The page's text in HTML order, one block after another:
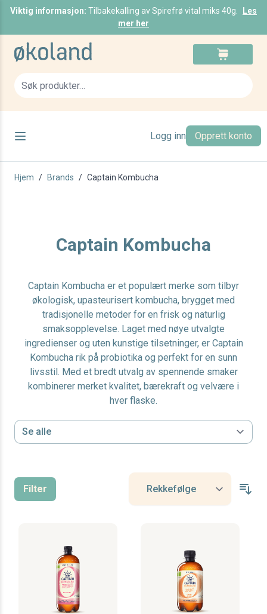
Viktig informasjon: Tilbakekalling av Spirefrø vital miks 40g.
Les
mer her
Skip to Content
Logg inn Opprett konto
Hjem / Brands / Captain Kombucha
Captain Kombucha
Captain Kombucha er et populært merke som tilbyr
økologisk, upasteurisert kombucha, brygget med
tradisjonelle metoder for en frisk og naturlig
smaksopplevelse. Laget med nøye utvalgte
ingredienser og uten kunstige tilsetninger, er Captain
Kombucha rik på probiotika og perfekt for en sunn
livsstil. Med et bredt utvalg av spennende smaker
kombinerer merket kvalitet, bærekraft og velvære i
hver flaske.
Filter